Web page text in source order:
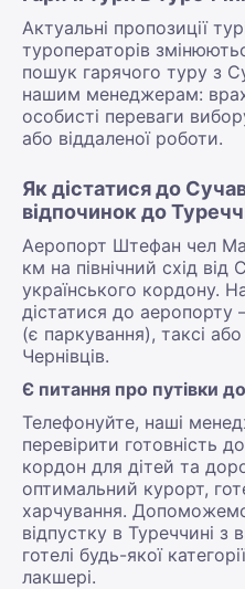
Актуальні пропозиції
туроператорів
пошук гарячого туру з
нашим менеджерам:
особисті переваги
або віддаленої роботи.
Як дістатися до
відпочинок до
Аеропорт Штефан чел
км на північний схід
українського кордону.
дістатися до аеропорту
(є паркування), таксі
Чернівців.
Є питання про путівки
Телефонуйте, наші
перевірити готовність
кордон для дітей та
оптимальний курорт,
харчування.
відпустку в Туреччині
готелі будь-якої
лакшері.